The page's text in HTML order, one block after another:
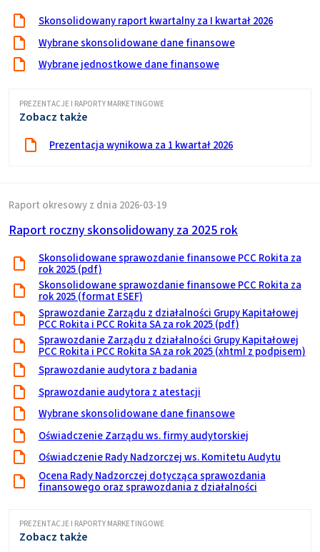
Skonsolidowany raport kwartalny za I kwartał 2026
Wybrane skonsolidowane dane finansowe
Wybrane jednostkowe dane finansowe
PREZENTACJE I RAPORTY MARKETINGOWE
Zobacz także
Prezentacja wynikowa za 1 kwartał 2026
Raport okresowy z dnia 2026-03-19
Raport roczny skonsolidowany za 2025 rok
Skonsolidowane sprawozdanie finansowe PCC Rokita za
rok 2025 (pdf)
Skonsolidowane sprawozdanie finansowe PCC Rokita za
rok 2025 (format ESEF)
Sprawozdanie Zarządu z działalności Grupy Kapitałowej
PCC Rokita i PCC Rokita SA za rok 2025 (pdf)
Sprawozdanie Zarządu z działalności Grupy Kapitałowej
PCC Rokita i PCC Rokita SA za rok 2025 (xhtml z podpisem)
Sprawozdanie audytora z badania
Sprawozdanie audytora z atestacji
Wybrane skonsolidowane dane finansowe
Oświadczenie Zarządu ws. firmy audytorskiej
Oświadczenie Rady Nadzorczej ws. Komitetu Audytu
Ocena Rady Nadzorczej dotycząca sprawozdania
finansowego oraz sprawozdania z działalności
PREZENTACJE I RAPORTY MARKETINGOWE
Zobacz także